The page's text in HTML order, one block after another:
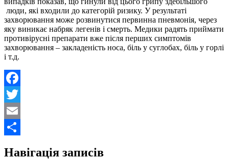
люди, які входили до категорій ризику. У результаті
захворювання може розвинутися первинна пневмонія, через
яку виникає набряк легенів і смерть. Медики радять приймати
противірусні препарати вже після перших симптомів
захворювання – закладеність носа, біль у суглобах, біль у горлі
і т.д.
Facebook
Twitter
Email
Навігація записів